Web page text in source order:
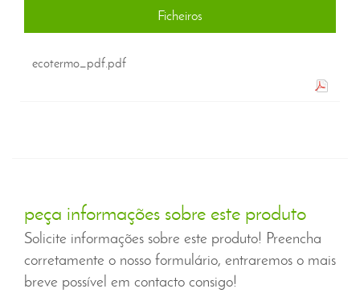
Ficheiros
ecotermo_pdf.pdf
peça informações sobre este produto
Solicite informações sobre este produto! Preencha
corretamente o nosso formulário, entraremos o mais
breve possível em contacto consigo!